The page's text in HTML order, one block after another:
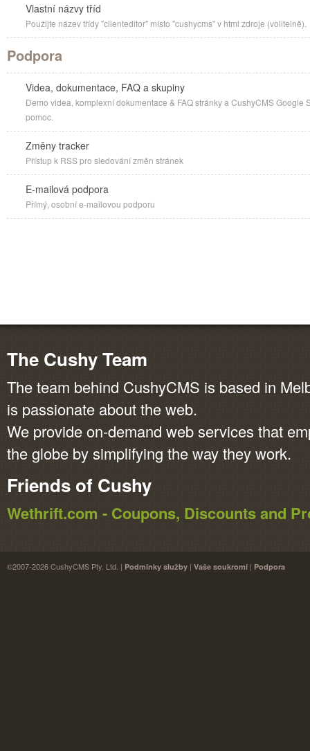
Vlastní názvy tříd
Použijte název třídy "clienteditor" místo "cushycms" v html zdroje (volitelně).
Podpora
Videa, dokumentace, FAQ a skupiny
Demo videa, komplexní dokumentace & FAQ stránky a CushyCMS
pomoc.
Změny tracker
Přístup k RSS pro sledování změn stránek
E-mailová podpora
Přímý, osobní e-mailovou podporu
The Cushy Team
The team behind CushyCMS is based in
is passionate about the web.
We provide on-demand web services that
the globe by simplifying the way they work.
Friends of Cushy
Wethrift.com - Coupons, Discounts and
©2007-2026 CushyCMS Pty. Ltd. | Podmínky služby | Vaše soukromí | Podpora